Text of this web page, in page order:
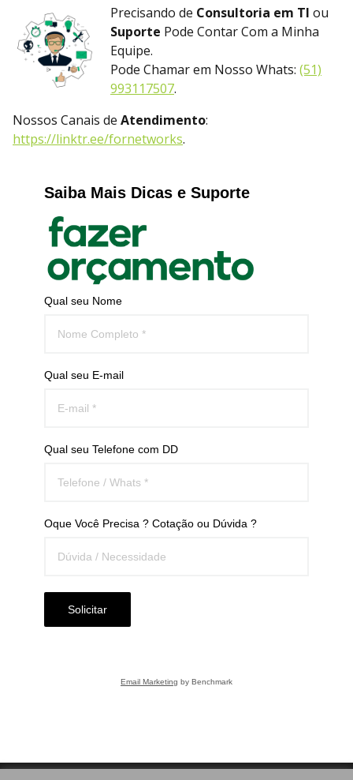
Precisando de Consultoria em TI ou
Suporte Pode Contar Com a Minha
Equipe.
Pode Chamar em Nosso Whats: (51)
993117507.
Nossos Canais de Atendimento:
https://linktr.ee/fornetworks.
Saiba Mais Dicas e Suporte
Qual seu Nome
Qual seu E-mail
Qual seu Telefone com DD
Oque Você Precisa ? Cotação ou Dúvida ?
Solicitar
Email Marketing by Benchmark